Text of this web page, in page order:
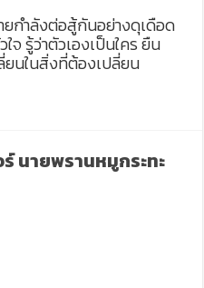
กำลังต่อสู้กันอย่างดุเดือด
รู้ว่าตัวเองเป็นใคร ยืน
ยนในสิ่งที่ต้องเปลี่ยน
นายพรานหมูกระทะ